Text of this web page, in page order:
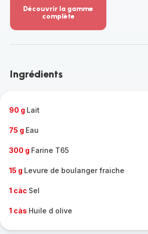
Découvrir la gamme
complète
-
gamme
Ingrédients
90 g Lait
75 g Eau
300 g Farine T65
15 g Levure de boulanger fraiche
1 càc Sel
1 càs Huile d olive